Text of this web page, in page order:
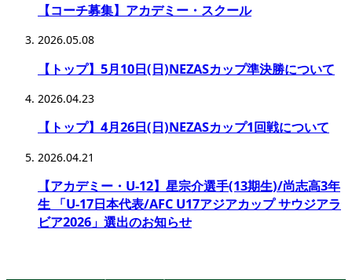
【コーチ募集】アカデミー・スクール
2026.05.08
【トップ】5月10日(日)NEZASカップ準決勝について
2026.04.23
【トップ】4月26日(日)NEZASカップ1回戦について
2026.04.21
【アカデミー・U-12】星宗介選手(13期生)/尚志高3年
生 「U-17日本代表/AFC U17アジアカップ サウジアラ
ビア2026」選出のお知らせ